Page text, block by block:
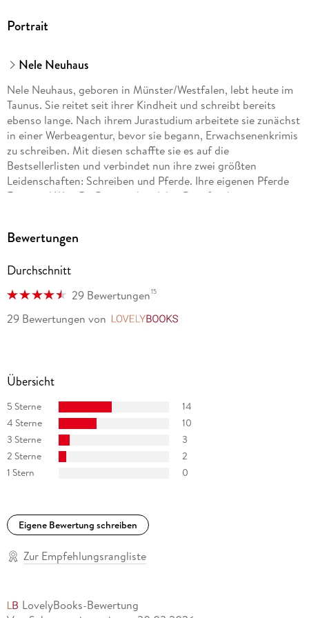
Portrait
Nele Neuhaus
Nele Neuhaus, geboren in Münster/Westfalen, lebt heute im
Taunus. Sie reitet seit ihrer Kindheit und schreibt bereits
ebenso lange. Nach ihrem Jurastudium arbeitete sie zunächst
in einer Werbeagentur, bevor sie begann, Erwachsenenkrimis
zu schreiben. Mit diesen schaffte sie es auf die
Bestsellerlisten und verbindet nun ihre zwei größten
Leidenschaften: Schreiben und Pferde. Ihre eigenen Pferde
Fritzi und Won Da Pie standen dabei Pate für die
Bewertungen
Durchschnitt
29 Bewertungen15
29 Bewertungen von
Übersicht
5 Sterne
14
4 Sterne
10
3 Sterne
3
2 Sterne
2
1 Stern
0
Eigene Bewertung schreiben
Zur Empfehlungsrangliste
LovelyBooks-Bewertung